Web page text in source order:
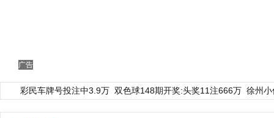
广告
彩民车牌号投注中3.9万 双色球148期开奖:头奖11注666万 徐州